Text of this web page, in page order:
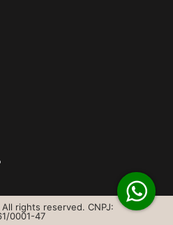
rights reserved. CNPJ:
0001-47